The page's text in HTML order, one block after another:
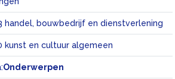
handel, bouwbedrijf en dienstverlening
kunst en cultuur algemeen
Onderwerpen